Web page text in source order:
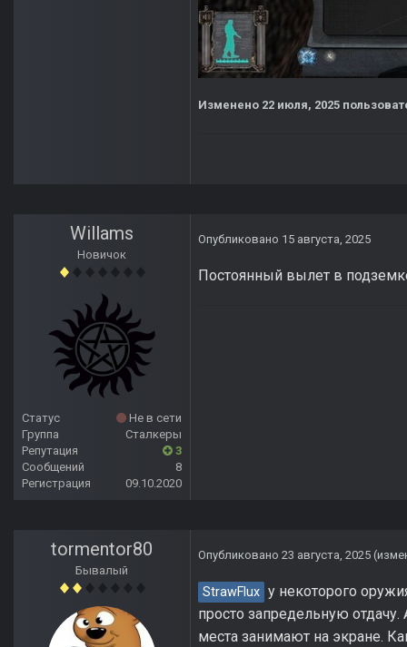
Изменено 22 июля, 2025
Willams
Новичок
Статус
Не в сети
Группа
Сталкеры
Репутация
3
Сообщений
8
Регистрация
09.10.2020
Опубликовано 15 августа, 2025
Постоянный вылет в
tormentor80
Бывалый
Опубликовано 23 августа, 2025
StrawFlux у некоторого
просто запредельную
места занимают на экране.